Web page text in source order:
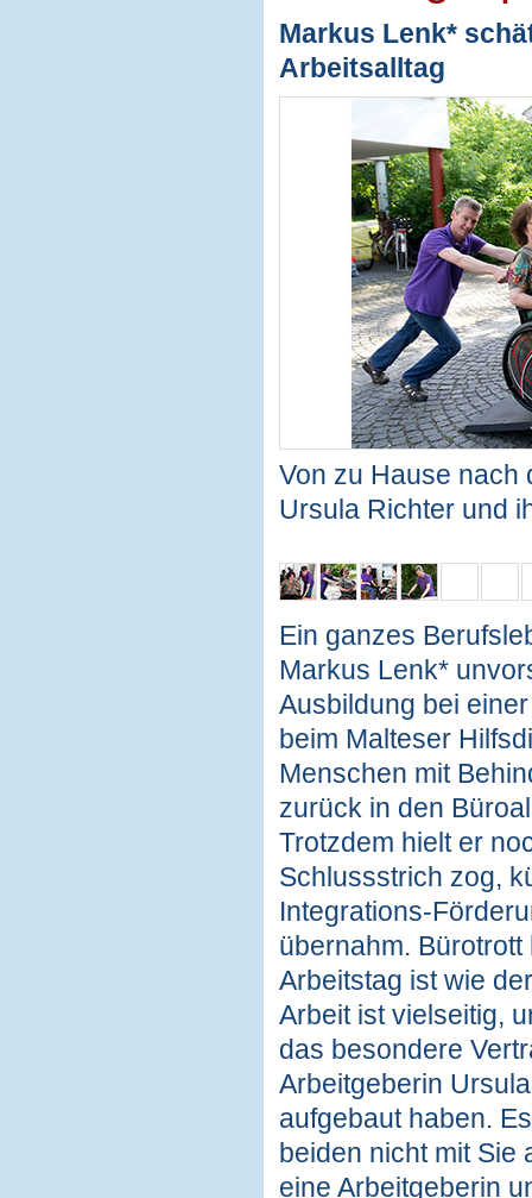
Markus Lenk*
Arbeitsalltag
Von zu Hause nach
Ursula Richter und
Ein ganzes
Markus Lenk*
Ausbildung bei
beim Malteser
Menschen mit
zurück in den
Trotzdem hielt er
Schlussstrich zog,
Integrations-
übernahm.
Arbeitstag ist wie
Arbeit ist vielseitig,
das besondere
Arbeitgeberin
aufgebaut haben.
beiden nicht mit Sie
eine Arbeitgeberin